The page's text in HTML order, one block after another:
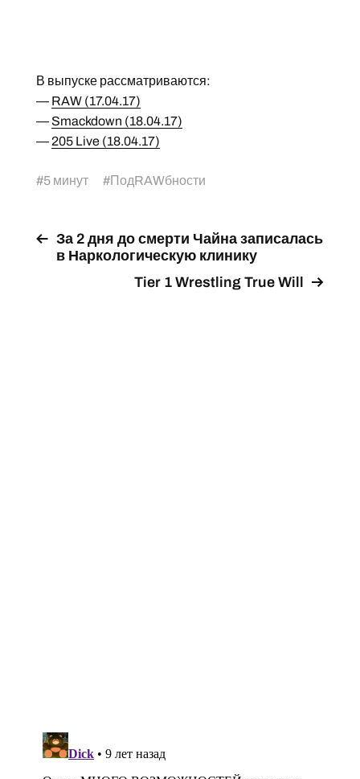
В выпуске рассматриваются:
— RAW (17.04.17)
— Smackdown (18.04.17)
— 205 Live (18.04.17)
#5 минут #ПодRAWбности
За 2 дня до смерти Чайна записалась
в Наркологическую клинику
Tier 1 Wrestling True Will